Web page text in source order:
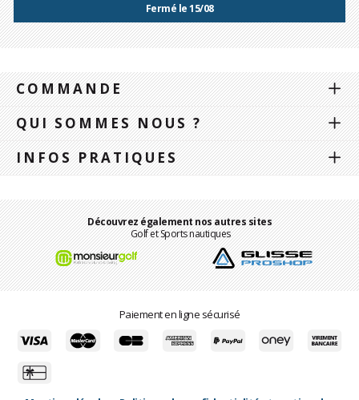
Fermé le 15/08
COMMANDE
QUI SOMMES NOUS ?
INFOS PRATIQUES
Découvrez également nos autres sites
Golf et Sports nautiques
Paiement en ligne sécurisé